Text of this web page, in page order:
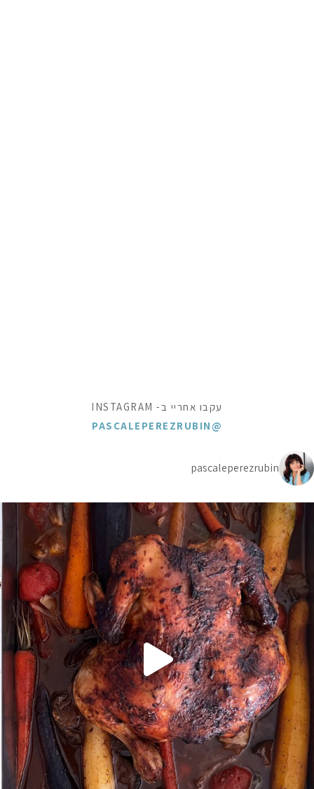
עקבו אחריי ב- INSTAGRAM
@PASCALEPEREZRUBIN
pascaleperezrubin